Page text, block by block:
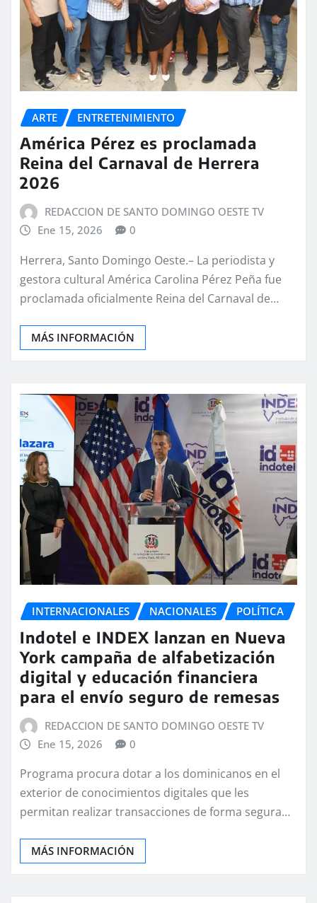
ARTE ENTRETENIMIENTO
América Pérez es proclamada
Reina del Carnaval de Herrera
2026
REDACCION DE SANTO DOMINGO OESTE TV
Ene 15, 2026
0
Herrera, Santo Domingo Oeste.– La periodista y
gestora cultural América Carolina Pérez Peña fue
proclamada oficialmente Reina del Carnaval de…
MÁS INFORMACIÓN
INTERNACIONALES NACIONALES POLÍTICA
Indotel e INDEX lanzan en Nueva
York campaña de alfabetización
digital y educación financiera
para el envío seguro de remesas
REDACCION DE SANTO DOMINGO OESTE TV
Ene 15, 2026
0
Programa procura dotar a los dominicanos en el
exterior de conocimientos digitales que les
permitan realizar transacciones de forma segura…
MÁS INFORMACIÓN